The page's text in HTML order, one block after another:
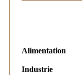
Alimentation
Industrie